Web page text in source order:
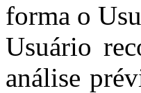
forma o
Usuário
análise